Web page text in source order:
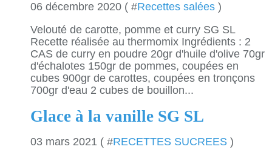
06 décembre 2020 ( #Recettes salées )
Velouté de carotte, pomme et curry SG SL
Recette réalisée au thermomix Ingrédients : 2
CAS de curry en poudre 20gr d'huile d'olive 70gr
d'échalotes 150gr de pommes, coupées en
cubes 900gr de carottes, coupées en tronçons
700gr d'eau 2 cubes de bouillon...
Glace à la vanille SG SL
03 mars 2021 ( #RECETTES SUCREES )